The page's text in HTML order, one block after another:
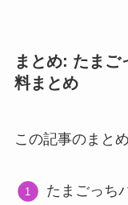
まとめ: たまご
料まとめ
この記事のまとめ
たまごっち